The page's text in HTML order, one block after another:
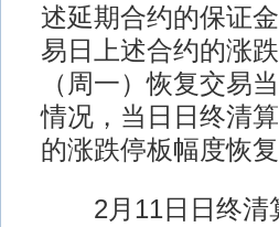
述延期合约的保证
易日上述合约的涨
（周一）恢复交易
情况，当日日终清
的涨跌停板幅度恢复
2月11日日终清